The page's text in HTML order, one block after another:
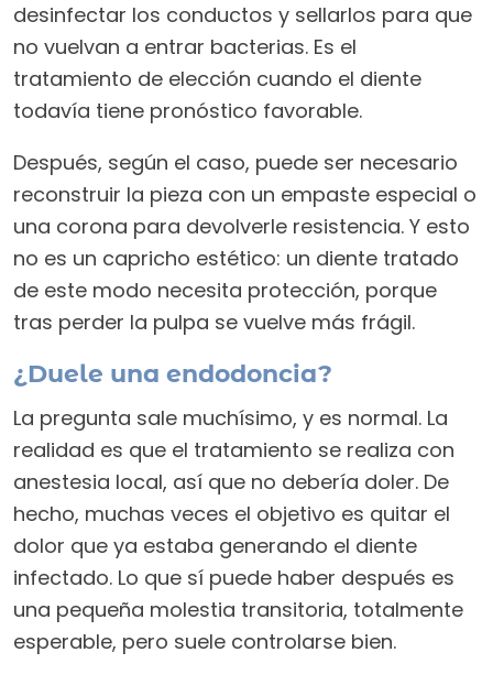
desinfectar los conductos y sellarlos para que
no vuelvan a entrar bacterias. Es el
tratamiento de elección cuando el diente
todavía tiene pronóstico favorable.
Después, según el caso, puede ser necesario
reconstruir la pieza con un empaste especial o
una corona para devolverle resistencia. Y esto
no es un capricho estético: un diente tratado
de este modo necesita protección, porque
tras perder la pulpa se vuelve más frágil.
¿Duele una endodoncia?
La pregunta sale muchísimo, y es normal. La
realidad es que el tratamiento se realiza con
anestesia local, así que no debería doler. De
hecho, muchas veces el objetivo es quitar el
dolor que ya estaba generando el diente
infectado. Lo que sí puede haber después es
una pequeña molestia transitoria, totalmente
esperable, pero suele controlarse bien.